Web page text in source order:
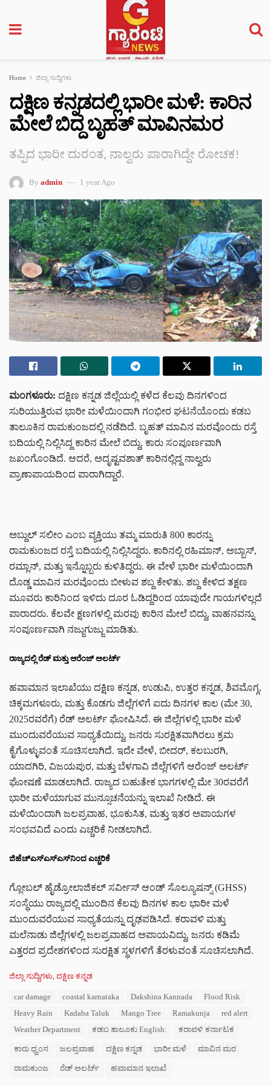
Home ಜಿಲ್ಲಾ ಸುದ್ದಿಗಳು
ದಕ್ಷಿಣ ಕನ್ನಡದಲ್ಲಿ ಭಾರೀ ಮಳೆ: ಕಾರಿನ
ಮೇಲೆ ಬಿದ್ದ ಬೃಹತ್ ಮಾವಿನಮರ
ತಪ್ಪಿದ ಭಾರೀ ದುರಂತ, ನಾಲ್ವರು ಪಾರಾಗಿದ್ದೇ ರೋಚಕ!
By admin 1 year Ago
ಮಂಗಳೂರು: ದಕ್ಷಿಣ ಕನ್ನಡ ಜಿಲ್ಲೆಯಲ್ಲಿ ಕಳೆದ ಕೆಲವು ದಿನಗಳಿಂದ
ಸುರಿಯುತ್ತಿರುವ ಭಾರೀ ಮಳೆಯಿಂದಾಗಿ ಗಂಭೀರ ಘಟನೆಯೊಂದು ಕಡಬ
ತಾಲೂಕಿನ ರಾಮಕುಂಜದಲ್ಲಿ ನಡೆದಿದೆ. ಬೃಹತ್ ಮಾವಿನ ಮರವೊಂದು ರಸ್ತೆ
ಬದಿಯಲ್ಲಿ ನಿಲ್ಲಿಸಿದ್ದ ಕಾರಿನ ಮೇಲೆ ಬಿದ್ದು, ಕಾರು ಸಂಪೂರ್ಣವಾಗಿ
ಜಖಂಗೊಂಡಿದೆ. ಆದರೆ, ಅದೃಷ್ಟವಶಾತ್ ಕಾರಿನಲ್ಲಿದ್ದ ನಾಲ್ವರು
ಪ್ರಾಣಾಪಾಯದಿಂದ ಪಾರಾಗಿದ್ದಾರೆ.
ಅಬ್ದುಲ್ ಸಲೀಂ ಎಂಬ ವ್ಯಕ್ತಿಯು ತಮ್ಮ ಮಾರುತಿ 800 ಕಾರನ್ನು
ರಾಮಕುಂಜದ ರಸ್ತೆ ಬದಿಯಲ್ಲಿ ನಿಲ್ಲಿಸಿದ್ದರು. ಕಾರಿನಲ್ಲಿ ರಹಿಮಾನ್, ಅಬ್ಬಾಸ್,
ರಮ್ಲಾನ್, ಮತ್ತು ಇನ್ನೊಬ್ಬರು ಕುಳಿತಿದ್ದರು. ಈ ವೇಳೆ ಭಾರೀ ಮಳೆಯಿಂದಾಗಿ
ದೊಡ್ಡ ಮಾವಿನ ಮರವೊಂದು ಬೀಳುವ ಶಬ್ದ ಕೇಳಿತು. ಶಬ್ದ ಕೇಳಿದ ತಕ್ಷಣ
ಮೂವರು ಕಾರಿನಿಂದ ಇಳಿದು ದೂರ ಓಡಿದ್ದರಿಂದ ಯಾವುದೇ ಗಾಯಗಳಿಲ್ಲದೆ
ಪಾರಾದರು. ಕೆಲವೇ ಕ್ಷಣಗಳಲ್ಲಿ ಮರವು ಕಾರಿನ ಮೇಲೆ ಬಿದ್ದು, ವಾಹನವನ್ನು
ಸಂಪೂರ್ಣವಾಗಿ ನಜ್ಜುಗುಜ್ಜು ಮಾಡಿತು.
ರಾಜ್ಯದಲ್ಲಿ ರೆಡ್ ಮತ್ತು ಆರೆಂಜ್ ಅಲರ್ಟ್
ಹವಾಮಾನ ಇಲಾಖೆಯು ದಕ್ಷಿಣ ಕನ್ನಡ, ಉಡುಪಿ, ಉತ್ತರ ಕನ್ನಡ, ಶಿವಮೊಗ್ಗ,
ಚಿಕ್ಕಮಗಳೂರು, ಮತ್ತು ಕೊಡಗು ಜಿಲ್ಲೆಗಳಿಗೆ ಐದು ದಿನಗಳ ಕಾಲ (ಮೇ 30,
2025ರವರೆಗೆ) ರೆಡ್ ಅಲರ್ಟ್ ಘೋಷಿಸಿದೆ. ಈ ಜಿಲ್ಲೆಗಳಲ್ಲಿ ಭಾರೀ ಮಳೆ
ಮುಂದುವರೆಯುವ ಸಾಧ್ಯತೆಯಿದ್ದು, ಜನರು ಸುರಕ್ಷಿತವಾಗಿರಲು ಕ್ರಮ
ಕೈಗೊಳ್ಳುವಂತೆ ಸೂಚಿಸಲಾಗಿದೆ. ಇದೇ ವೇಳೆ, ಬೀದರ್, ಕಲಬುರಗಿ,
ಯಾದಗಿರಿ, ವಿಜಯಪುರ, ಮತ್ತು ಬೆಳಗಾವಿ ಜಿಲ್ಲೆಗಳಿಗೆ ಆರೆಂಜ್ ಅಲರ್ಟ್
ಘೋಷಣೆ ಮಾಡಲಾಗಿದೆ. ರಾಜ್ಯದ ಬಹುತೇಕ ಭಾಗಗಳಲ್ಲಿ ಮೇ 30ರವರೆಗೆ
ಭಾರೀ ಮಳೆಯಾಗುವ ಮುನ್ಸೂಚನೆಯನ್ನು ಇಲಾಖೆ ನೀಡಿದೆ. ಈ
ಮಳೆಯಿಂದಾಗಿ ಜಲಪ್ರವಾಹ, ಭೂಕುಸಿತ, ಮತ್ತು ಇತರ ಅಪಾಯಗಳ
ಸಂಭವವಿದೆ ಎಂದು ಎಚ್ಚರಿಕೆ ನೀಡಲಾಗಿದೆ.
ಜಿಹೆಚ್‌ಎಸ್‌ಎಸ್‌ಎಸ್‌ನಿಂದ ಎಚ್ಚರಿಕೆ
ಗ್ಲೋಬಲ್ ಹೈಡ್ರೋಲಾಜಿಕಲ್ ಸರ್ವೀಸ್ ಆಂಡ್ ಸೊಲ್ಯೂಷನ್ಸ್ (GHSS)
ಸಂಸ್ಥೆಯು ರಾಜ್ಯದಲ್ಲಿ ಮುಂದಿನ ಕೆಲವು ದಿನಗಳ ಕಾಲ ಭಾರೀ ಮಳೆ
ಮುಂದುವರೆಯುವ ಸಾಧ್ಯತೆಯನ್ನು ದೃಢಪಡಿಸಿದೆ. ಕರಾವಳಿ ಮತ್ತು
ಮಲೆನಾಡು ಜಿಲ್ಲೆಗಳಲ್ಲಿ ಜಲಪ್ರವಾಹದ ಅಪಾಯವಿದ್ದು, ಜನರು ಕಡಿಮೆ
ಎತ್ತರದ ಪ್ರದೇಶಗಳಿಂದ ಸುರಕ್ಷಿತ ಸ್ಥಳಗಳಿಗೆ ತೆರಳುವಂತೆ ಸೂಚಿಸಲಾಗಿದೆ.
C
ಜಿಲ್ಲಾ ಸುದ್ದಿಗಳು, ದಕ್ಷಿಣ ಕನ್ನಡ
car damage coastal karnataka Dakshina Kannada
Flood Risk
Heavy Rain
Kadaba Taluk Mango Tree Ramakunja
red alert
Weather Department
ಕಡಬ ತಾಲೂಕು English: ಕರಾವಳಿ ಕರ್ನಾಟಕ
ಕಾರು ಧ್ವಂಸ ಜಲಪ್ರವಾಹ ದಕ್ಷಿಣ ಕನ್ನಡ ಭಾರೀ ಮಳೆ ಮಾವಿನ ಮರ
ರಾಮಕುಂಜ ರೆಡ್ ಅಲರ್ಟ್ ಹವಾಮಾನ ಇಲಾಖೆ